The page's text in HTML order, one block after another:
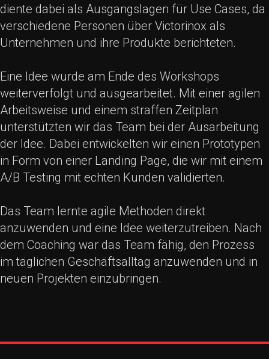
diente dabei als Ausgangslagen für Use Cases, da
verschiedene Personen über Victorinox als
Unternehmen und ihre Produkte berichteten.
Eine Idee wurde am Ende des Workshops
weiterverfolgt und ausgearbeitet. Mit einer agilen
Arbeitsweise und einem straffen Zeitplan
unterstützten wir das Team bei der Ausarbeitung
der Idee. Dabei entwickelten wir einen Prototypen
in Form von einer Landing Page, die wir mit einem
A/B Testing mit echten Kunden validierten.
Das Team lernte agile Methoden direkt
anzuwenden und eine Idee weiterzutreiben. Nach
dem Coaching war das Team fähig, den Prozess
im täglichen Geschäftsalltag anzuwenden und in
neuen Projekten einzubringen.